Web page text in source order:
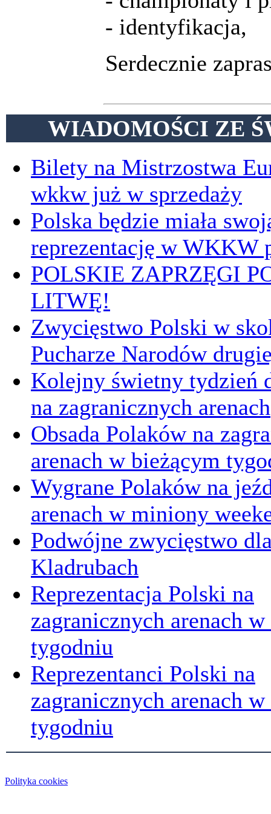
- identyfikacja,
Serdecznie
WIADOMOŚCI ZE
Bilety na Mistrzostwa
wkkw już w sprzedaży
Polska będzie miała
reprezentację w WKKW
POLSKIE ZAPRZĘGI
LITWĘ!
Zwycięstwo Polski w
Pucharze Narodów
Kolejny świetny tydzień
na zagranicznych arenach
Obsada Polaków na
arenach w bieżącym
Wygrane Polaków na
arenach w miniony
Podwójne zwycięstwo
Kladrubach
Reprezentacja Polski na
zagranicznych arenach
tygodniu
Reprezentanci Polski na
zagranicznych arenach
tygodniu
Polityka cookies